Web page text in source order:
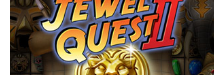
Plezier!